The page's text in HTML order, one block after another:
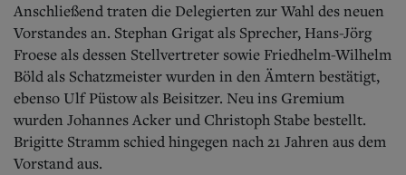
Anschließend traten die Delegierten zur Wahl des neuen
Vorstandes an. Stephan Grigat als Sprecher, Hans-Jörg
Froese als dessen Stellvertreter sowie Friedhelm-Wilhelm
Böld als Schatzmeister wurden in den Ämtern bestätigt,
ebenso Ulf Püstow als Beisitzer. Neu ins Gremium
wurden Johannes Acker und Christoph Stabe bestellt.
Brigitte Stramm schied hingegen nach 21 Jahren aus dem
Vorstand aus.